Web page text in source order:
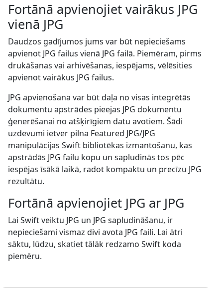
Fortānā apvienojiet vairākus JPG
vienā JPG
Daudzos gadījumos jums var būt nepieciešams
apvienot JPG failus vienā JPG failā. Piemēram, pirms
drukāšanas vai arhivēšanas, iespējams, vēlēsities
apvienot vairākus JPG failus.
JPG apvienošana var būt daļa no visas integrētās
dokumentu apstrādes pieejas JPG dokumentu
ģenerēšanai no atšķirīgiem datu avotiem. Šādi
uzdevumi ietver pilna Featured JPG/JPG
manipulācijas Swift bibliotēkas izmantošanu, kas
apstrādās JPG failu kopu un sapludinās tos pēc
iespējas īsākā laikā, radot kompaktu un precīzu JPG
rezultātu.
Fortānā apvienojiet JPG ar JPG
Lai Swift veiktu JPG un JPG sapludināšanu, ir
nepieciešami vismaz divi avota JPG faili. Lai ātri
sāktu, lūdzu, skatiet tālāk redzamo Swift koda
piemēru.